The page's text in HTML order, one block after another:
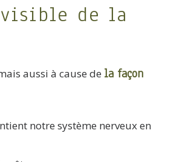
de la
aussi à cause de la façon
notre système nerveux en